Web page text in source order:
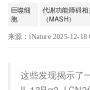
巨噬细
胞
代谢功能障碍
（MASH）
来源：iNature 2025-12-18
这些发现揭示了